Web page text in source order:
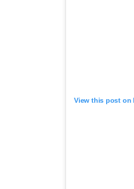
View this post on